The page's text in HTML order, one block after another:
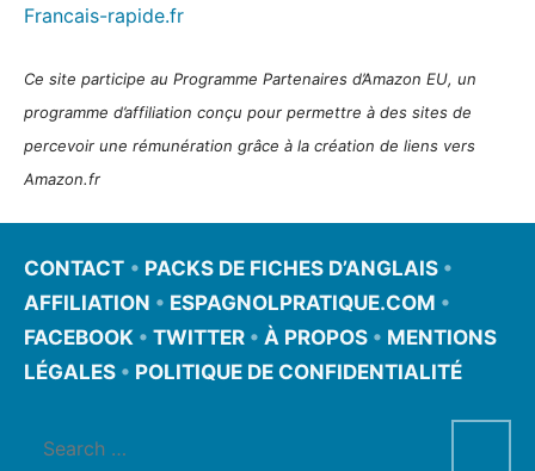
Francais-rapide.fr
Ce site participe au Programme Partenaires d’Amazon EU, un
programme d’affiliation conçu pour permettre à des sites de
percevoir une rémunération grâce à la création de liens vers
Amazon.fr
CONTACT • PACKS DE FICHES D’ANGLAIS •
AFFILIATION • ESPAGNOLPRATIQUE.COM •
FACEBOOK • TWITTER • À PROPOS • MENTIONS
LÉGALES • POLITIQUE DE CONFIDENTIALITÉ